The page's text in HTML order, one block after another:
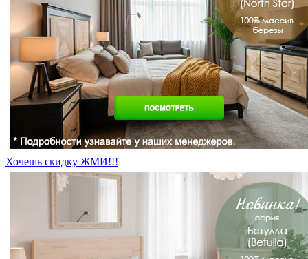
Хочешь скидку ЖМИ!!!